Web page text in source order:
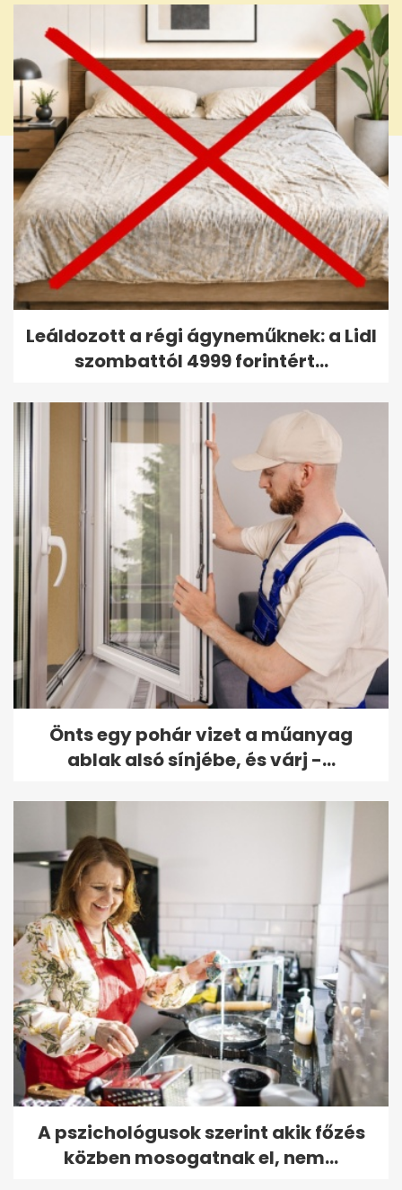
Leáldozott a régi ágyneműknek: a Lidl
szombattól 4999 forintért...
Önts egy pohár vizet a műanyag
ablak alsó sínjébe, és várj -...
A pszichológusok szerint akik főzés
közben mosogatnak el, nem...